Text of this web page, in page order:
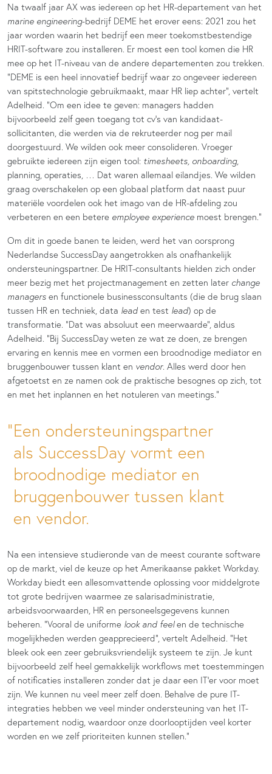
Na twaalf jaar AX was iedereen op het HR-departement van het
marine engineering-bedrijf DEME het erover eens: 2021 zou het
jaar worden waarin het bedrijf een meer toekomstbestendige
HRIT-software zou installeren. Er moest een tool komen die HR
mee op het IT-niveau van de andere departementen zou trekken.
“DEME is een heel innovatief bedrijf waar zo ongeveer iedereen
van spitstechnologie gebruikmaakt, maar HR liep achter”, vertelt
Adelheid. “Om een idee te geven: managers hadden
bijvoorbeeld zelf geen toegang tot cv’s van kandidaat-
sollicitanten, die werden via de rekruteerder nog per mail
doorgestuurd. We wilden ook meer consolideren. Vroeger
gebruikte iedereen zijn eigen tool: timesheets, onboarding,
planning, operaties, … Dat waren allemaal eilandjes. We wilden
graag overschakelen op een globaal platform dat naast puur
materiële voordelen ook het imago van de HR-afdeling zou
verbeteren en een betere employee experience moest brengen.”
Om dit in goede banen te leiden, werd het van oorsprong
Nederlandse SuccessDay aangetrokken als onafhankelijk
ondersteuningspartner. De HRIT-consultants hielden zich onder
meer bezig met het projectmanagement en zetten later change
managers en functionele businessconsultants (die de brug slaan
tussen HR en techniek, data lead en test lead) op de
transformatie. “Dat was absoluut een meerwaarde”, aldus
Adelheid. “Bij SuccessDay weten ze wat ze doen, ze brengen
ervaring en kennis mee en vormen een broodnodige mediator en
bruggenbouwer tussen klant en vendor. Alles werd door hen
afgetoetst en ze namen ook de praktische besognes op zich, tot
en met het inplannen en het notuleren van meetings.”
Een ondersteuningspartner
als SuccessDay vormt een
broodnodige mediator en
bruggenbouwer tussen klant
en vendor.
Na een intensieve studieronde van de meest courante software
op de markt, viel de keuze op het Amerikaanse pakket Workday.
Workday biedt een allesomvattende oplossing voor middelgrote
tot grote bedrijven waarmee ze salarisadministratie,
arbeidsvoorwaarden, HR en personeelsgegevens kunnen
beheren. “Vooral de uniforme look and feelen de technische
mogelijkheden werden geapprecieerd”, vertelt Adelheid. “Het
bleek ook een zeer gebruiksvriendelijk systeem te zijn. Je kunt
bijvoorbeeld zelf heel gemakkelijk workflows met toestemmingen
of notificaties installeren zonder dat je daar een IT’er voor moet
zijn. We kunnen nu veel meer zelf doen. Behalve de pure IT-
integraties hebben we veel minder ondersteuning van het IT-
departement nodig, waardoor onze doorlooptijden veel korter
worden en we zelf prioriteiten kunnen stellen.”